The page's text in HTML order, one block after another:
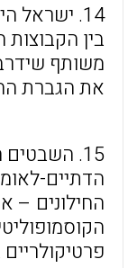
14. ישראל
בין הקבוצות
משותף
את הגברת
15.
הדתיים-
החילונים –